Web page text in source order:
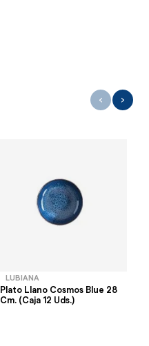
LUBIANA
Plato Llano Cosmos Blue 28
Cm. (Caja 12 Uds.)
‹ ›